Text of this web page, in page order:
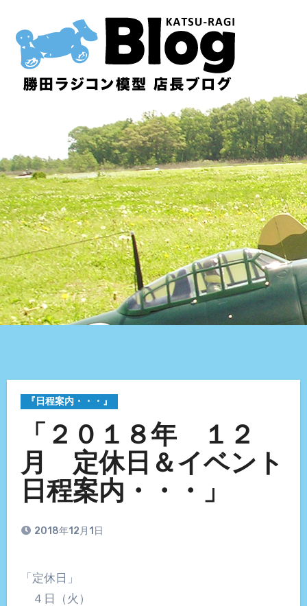
『日程案内・・・』
「２０１８年 １２
月 定休日＆イベント
日程案内・・・」
2018年12月1日
「定休日」
４日（火）